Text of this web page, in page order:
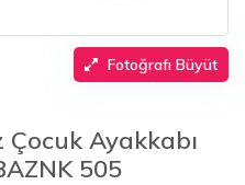
Fotoğrafı Büyüt
Ayakkabı
505